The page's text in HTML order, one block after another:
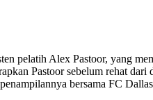
pelatih Alex Pastoor, yang
Pastoor sebelum rehat
bersama FC